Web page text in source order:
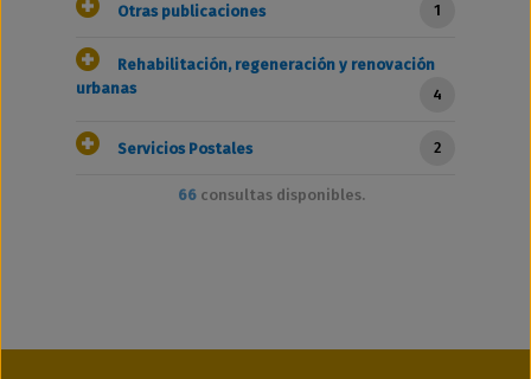
Otras publicaciones 1
Rehabilitación, regeneración y renovación
urbanas
4
Servicios Postales 2
66 consultas disponibles.